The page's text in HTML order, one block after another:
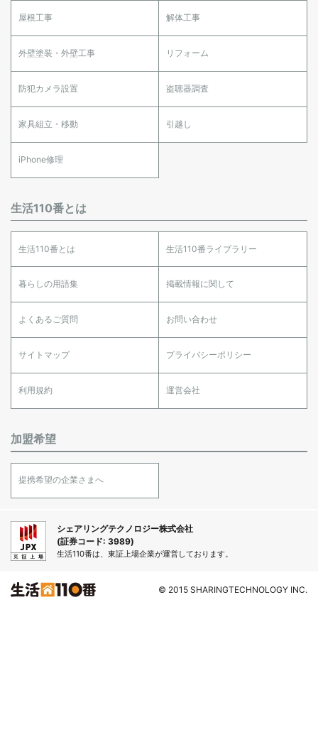
屋根工事 解体工事
外壁塗装・外壁工事 リフォーム
防犯カメラ設置 盗聴器調査
家具組立・移動 引越し
iPhone修理
生活110番とは
生活110番とは 生活110番ライブラリー
暮らしの用語集 掲載情報に関して
よくあるご質問 お問い合わせ
サイトマップ プライバシーポリシー
利用規約 運営会社
加盟希望
提携希望の企業さまへ
シェアリングテクノロジー株式会社
(証券コード: 3989)
生活110番は、東証上場企業が運営しております。
© 2015 SHARINGTECHNOLOGY INC.